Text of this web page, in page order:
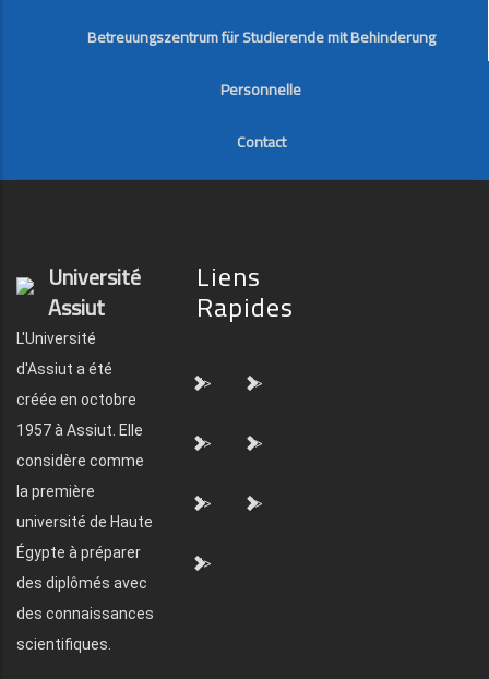
Betreuungszentrum für Studierende mit Behinderung
Personnelle
Contact
Université
Assiut
L'Université
d'Assiut a été
créée en octobre
1957 à Assiut. Elle
considère comme
la première
université de Haute
Égypte à préparer
des diplômés avec
des connaissances
scientifiques.
Liens
Rapides
"> ">
"> ">
"> ">
">